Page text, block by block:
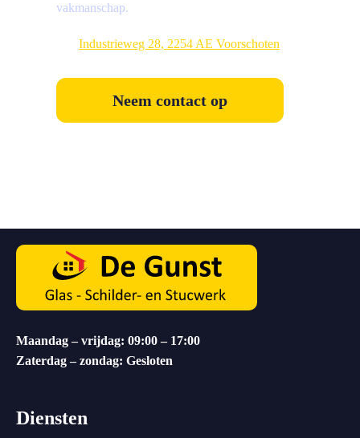
vakmanschap.
Industrieweg 28, 2254 AE Voorschoten
Neem contact op
Maandag – vrijdag: 09:00 – 17:00
Zaterdag – zondag: Gesloten
Diensten